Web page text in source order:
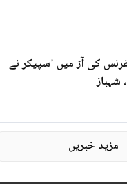
کی آڑ میں اسپیکر نے
مزید خبریں